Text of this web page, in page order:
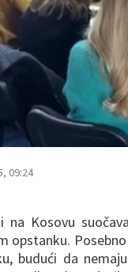
09:24
na Kosovu
opstanku.
budući da